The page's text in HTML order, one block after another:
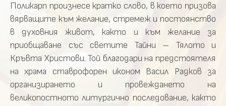
Поликарп произнесе кратко слово, в което призова
вярващите към желание, стремеж и постоянство
в духовния живот, както и към желание за
приобщаване със светите Тайни – Тялото и
Кръвта Христови. Той благодари на предстоятеля
на храма ставрофорен иконом Васил Радков за
организирането и провеждането на
великопостното литургично последование, както